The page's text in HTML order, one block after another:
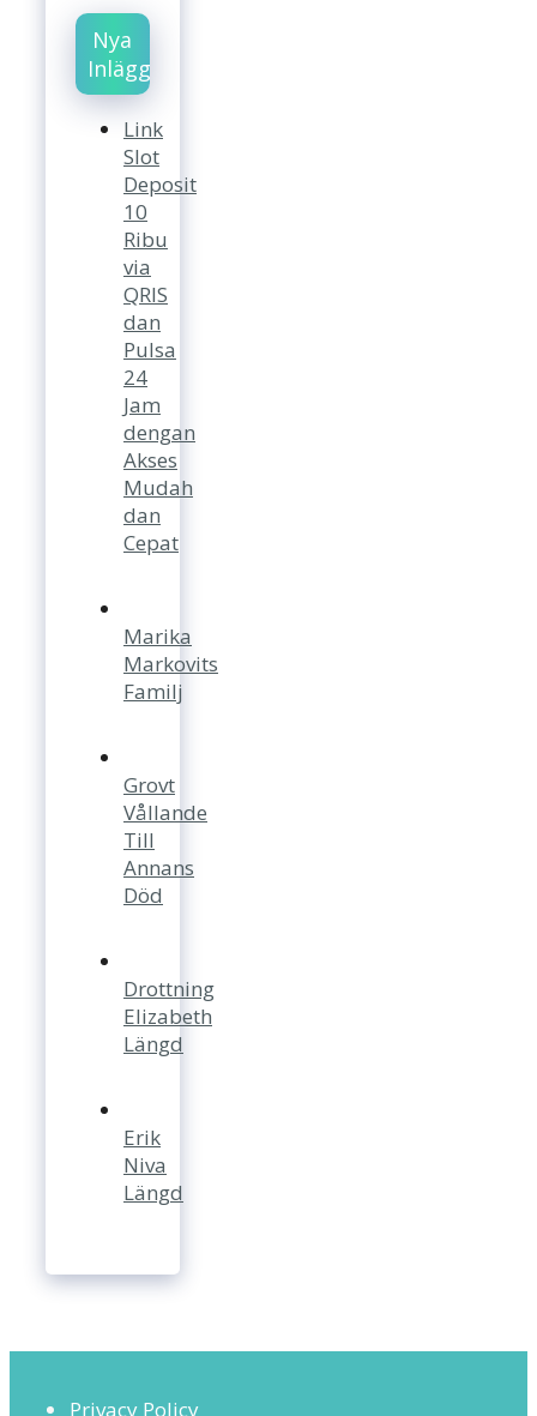
Nya
Inlägg
Link
Slot
Deposit
10
Ribu
via
QRIS
dan
Pulsa
24
Jam
dengan
Akses
Mudah
dan
Cepat
Marika
Markovits
Familj
Grovt
Vållande
Till
Annans
Död
Drottning
Elizabeth
Längd
Erik
Niva
Längd
Privacy Policy